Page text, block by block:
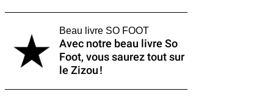
Beau livre SO FOOT
Avec notre beau livre So
Foot, vous saurez tout sur
le Zizou !